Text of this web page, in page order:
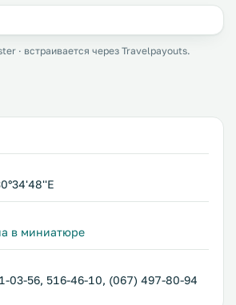
· встраивается через Travelpayouts.
в миниатюре
03-56, 516-46-10, (067) 497-80-94